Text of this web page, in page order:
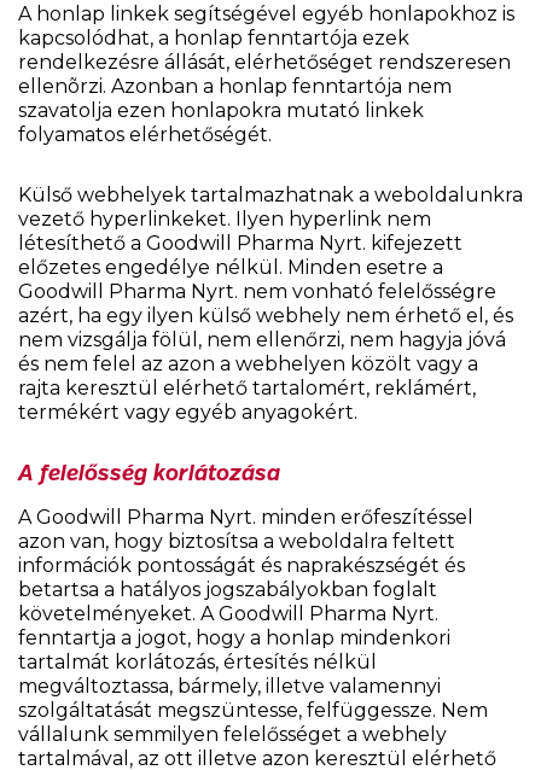
A honlap linkek segítségével egyéb honlapokhoz is
kapcsolódhat, a honlap fenntartója ezek
rendelkezésre állását, elérhetőséget rendszeresen
ellenõrzi. Azonban a honlap fenntartója nem
szavatolja ezen honlapokra mutató linkek
folyamatos elérhetőségét.
Külső webhelyek tartalmazhatnak a weboldalunkra
vezető hyperlinkeket. Ilyen hyperlink nem
létesíthető a Goodwill Pharma Nyrt. kifejezett
előzetes engedélye nélkül. Minden esetre a
Goodwill Pharma Nyrt. nem vonható felelősségre
azért, ha egy ilyen külső webhely nem érhető el, és
nem vizsgálja fölül, nem ellenőrzi, nem hagyja jóvá
és nem felel az azon a webhelyen közölt vagy a
rajta keresztül elérhető tartalomért, reklámért,
termékért vagy egyéb anyagokért.
A felelősség korlátozása
A Goodwill Pharma Nyrt. minden erőfeszítéssel
azon van, hogy biztosítsa a weboldalra feltett
információk pontosságát és naprakészségét és
betartsa a hatályos jogszabályokban foglalt
követelményeket. A Goodwill Pharma Nyrt.
fenntartja a jogot, hogy a honlap mindenkori
tartalmát korlátozás, értesítés nélkül
megváltoztassa, bármely, illetve valamennyi
szolgáltatását megszüntesse, felfüggessze. Nem
vállalunk semmilyen felelősséget a webhely
tartalmával, az ott illetve azon keresztül elérhető